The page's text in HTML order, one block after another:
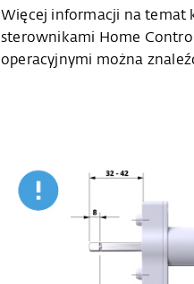
Więcej informacji na temat
sterownikami Home
operacyjnymi można